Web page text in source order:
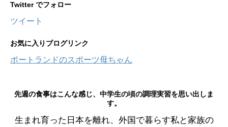
Twitter でフォロー
ツイート
お気に入りブログリンク
ポートランドのスポーツ母ちゃん
先週の食事はこんな感じ、中学生の頃の調理実習を思い出しま
す。
生まれ育った日本を離れ、外国で暮らす私と家族の